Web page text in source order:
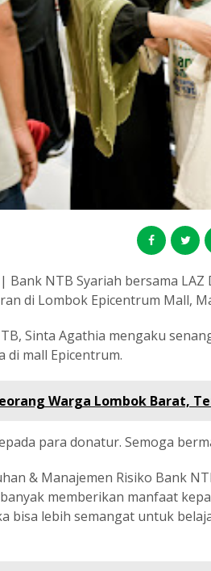
| Bank NTB Syariah bersama
di Lombok Epicentrum Mall,
Sinta Agathia mengaku
di mall Epicentrum.
Warga Lombok Barat,
para donatur. Semoga
& Manajemen Risiko Bank
memberikan manfaat
bisa lebih semangat untuk